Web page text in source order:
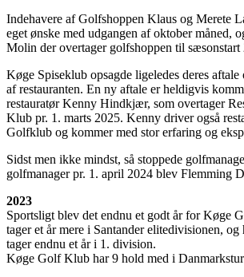
Indehavere af Golfshoppen Klaus og Merete
eget ønske med udgangen af oktober måned,
Molin der overtager golfshoppen til sæsonstart
Køge Spiseklub opsagde ligeledes deres
af restauranten. En ny aftale er heldigvis
restauratør Kenny Hindkjær, som overtager
Klub pr. 1. marts 2025. Kenny driver også
Golfklub og kommer med stor erfaring og
Sidst men ikke mindst, så stoppede
golfmanager pr. 1. april 2024 blev Flemming
2023
Sportsligt blev det endnu et godt år for Køge
tager et år mere i Santander elitedivisionen, og
tager endnu et år i 1. division.
Køge Golf Klub har 9 hold med i